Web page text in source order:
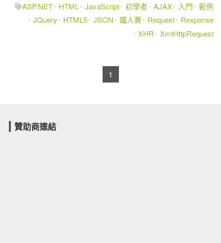
ASP.NET
HTML JavaScript 初學者 AJAX 入門
範例
JQuery
HTML5 JSON 鐵人賽 Request
Response
XHR
XmtHttpRequest
1
贊助商連結